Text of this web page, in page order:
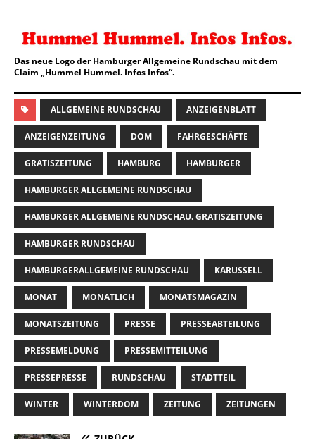
Das neue Logo der Hamburger Allgemeine Rundschau mit dem
Claim „Hummel Hummel. Infos Infos“.
ALLGEMEINE RUNDSCHAU ANZEIGENBLATT
ANZEIGENZEITUNG DOM FAHRGESCHÄFTE
GRATISZEITUNG HAMBURG HAMBURGER
HAMBURGER ALLGEMEINE RUNDSCHAU
HAMBURGER ALLGEMEINE RUNDSCHAU. GRATISZEITUNG
HAMBURGER RUNDSCHAU
HAMBURGERALLGEMEINE RUNDSCHAU KARUSSELL
MONAT MONATLICH MONATSMAGAZIN
MONATSZEITUNG PRESSE PRESSEABTEILUNG
PRESSEMELDUNG PRESSEMITTEILUNG
PRESSEPRESSE RUNDSCHAU STADTTEIL
WINTER WINTERDOM ZEITUNG ZEITUNGEN